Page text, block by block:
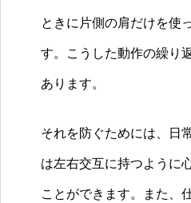
ときに片側の肩だけを使
す。こうした動作の繰り
あります。
それを防ぐためには、日
は左右交互に持つように
ことができます。また、